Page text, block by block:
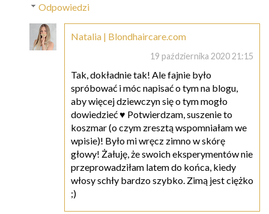
Odpowiedzi
Natalia | Blondhaircare.com
19 października 2020 21:15
Tak, dokładnie tak! Ale fajnie było
spróbować i móc napisać o tym na blogu,
aby więcej dziewczyn się o tym mogło
dowiedzieć ♥ Potwierdzam, suszenie to
koszmar (o czym zresztą wspomniałam we
wpisie)! Było mi wręcz zimno w skórę
głowy! Żałuję, że swoich eksperymentów nie
przeprowadziłam latem do końca, kiedy
włosy schły bardzo szybko. Zimą jest ciężko
;)